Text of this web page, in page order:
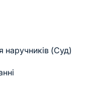
наручників (Суд)